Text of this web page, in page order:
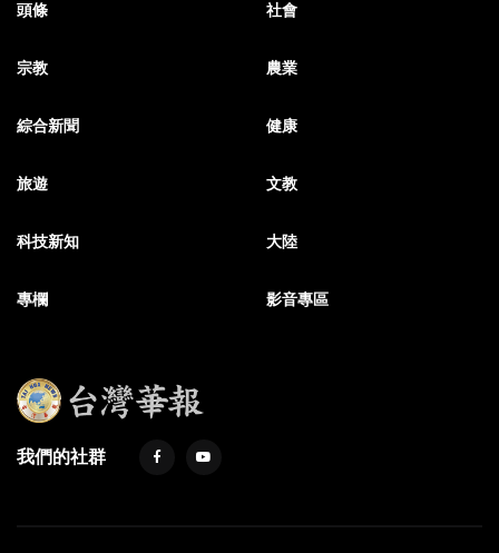
頭條 社會
宗教 農業
綜合新聞 健康
旅遊 文教
科技新知 大陸
專欄 影音專區
我們的社群